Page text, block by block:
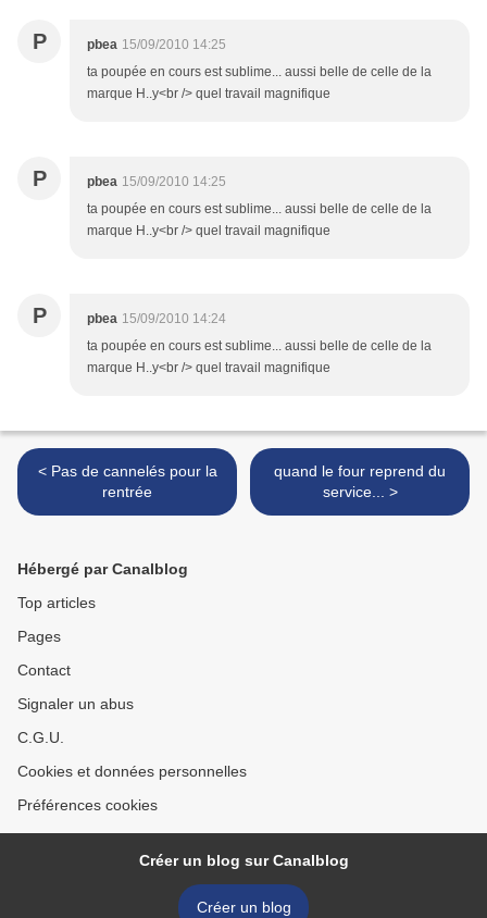
P pbea 15/09/2010 14:25
ta poupée en cours est sublime... aussi belle de celle de la
marque H..y<br /> quel travail magnifique
P pbea 15/09/2010 14:25
ta poupée en cours est sublime... aussi belle de celle de la
marque H..y<br /> quel travail magnifique
P pbea 15/09/2010 14:24
ta poupée en cours est sublime... aussi belle de celle de la
marque H..y<br /> quel travail magnifique
< Pas de cannelés pour la
rentrée
quand le four reprend du
service... >
Hébergé par Canalblog
Top articles
Pages
Contact
Signaler un abus
C.G.U.
Cookies et données personnelles
Préférences cookies
Créer un blog sur Canalblog
Créer un blog